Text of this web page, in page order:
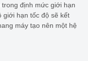
định mức giới hạn
giới hạn tốc độ sẽ kết
máy tạo nên một hệ